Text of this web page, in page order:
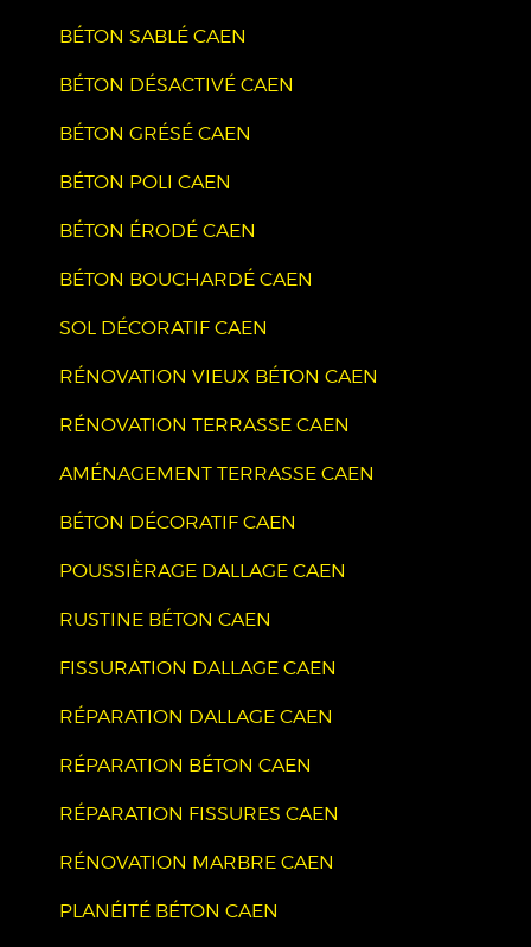
BÉTON SABLÉ CAEN
BÉTON DÉSACTIVÉ CAEN
BÉTON GRÉSÉ CAEN
BÉTON POLI CAEN
BÉTON ÉRODÉ CAEN
BÉTON BOUCHARDÉ CAEN
SOL DÉCORATIF CAEN
RÉNOVATION VIEUX BÉTON CAEN
RÉNOVATION TERRASSE CAEN
AMÉNAGEMENT TERRASSE CAEN
BÉTON DÉCORATIF CAEN
POUSSIÈRAGE DALLAGE CAEN
RUSTINE BÉTON CAEN
FISSURATION DALLAGE CAEN
RÉPARATION DALLAGE CAEN
RÉPARATION BÉTON CAEN
RÉPARATION FISSURES CAEN
RÉNOVATION MARBRE CAEN
PLANÉITÉ BÉTON CAEN